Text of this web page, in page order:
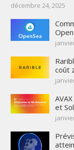
décembre 24, 2025
coût
et